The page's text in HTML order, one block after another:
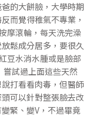
的大餅臉，大學時期
而覺得稚氣不專業，
摩滾輪，每天洗完澡
鬆成分居多，要很久
豆水消水腫或是臉部
嘗試過上面這些天然
打看看肉毒，但醫師
可以針對整張臉去改
緊、變V，不過畢竟